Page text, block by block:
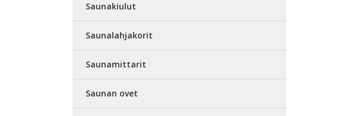
Saunakiulut
Saunalahjakorit
Saunamittarit
Saunan ovet